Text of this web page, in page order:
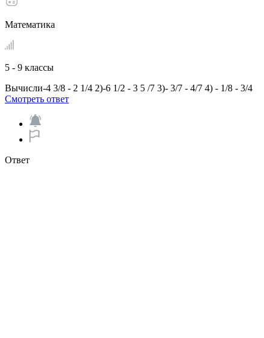
Математика
5 - 9 классы
Вычисли-4 3/8 - 2 1/4 2)-6 1/2 - 3 5 /7 3)- 3/7 - 4/7 4) - 1/8 - 3/4
Смотреть ответ
Ответ